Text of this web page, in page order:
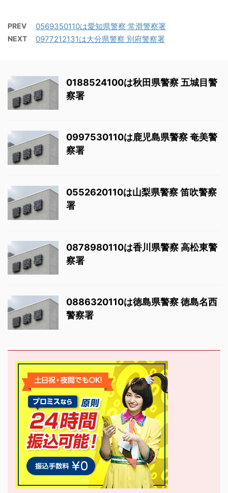
PREV 0569350110は愛知県警察 常滑警察署
NEXT 0977212131は大分県警察 別府警察署
0188524100は秋田県警察 五城目警
察署
0997530110は鹿児島県警察 奄美警
察署
0552620110は山梨県警察 笛吹警察
署
0878980110は香川県警察 高松東警
察署
0886320110は徳島県警察 徳島名西
警察署